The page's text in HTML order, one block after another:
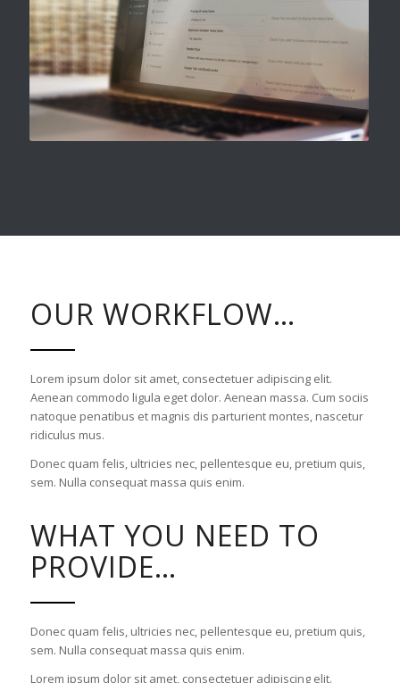
OUR WORKFLOW…
Lorem ipsum dolor sit amet, consectetuer adipiscing elit.
Aenean commodo ligula eget dolor. Aenean massa. Cum sociis
natoque penatibus et magnis dis parturient montes, nascetur
ridiculus mus.
Donec quam felis, ultricies nec, pellentesque eu, pretium quis,
sem. Nulla consequat massa quis enim.
WHAT YOU NEED TO
PROVIDE…
Donec quam felis, ultricies nec, pellentesque eu, pretium quis,
sem. Nulla consequat massa quis enim.
Lorem ipsum dolor sit amet, consectetuer adipiscing elit.